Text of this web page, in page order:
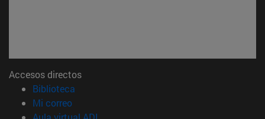
Accesos directos
Biblioteca
Mi correo(abre en nueva ventana)